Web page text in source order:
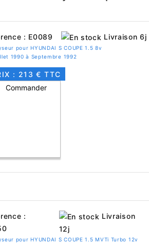
: E0089 Livraison 6j
pour HYUNDAI S COUPE 1.5 8v
1990 à Septembre 1992
: 213 € TTC
:
Livraison
12j
pour HYUNDAI S COUPE 1.5 MVTi Turbo 12v